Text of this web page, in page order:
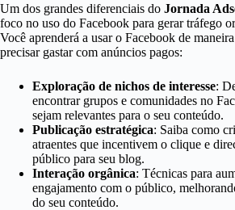
Um dos grandes diferenciais do Jornada
foco no uso do Facebook para gerar tráfego
Você aprenderá a usar o Facebook de
precisar gastar com anúncios pagos:
Exploração de nichos de interesse:
encontrar grupos e comunidades no
sejam relevantes para o seu conteúdo.
Publicação estratégica: Saiba como
atraentes que incentivem o clique e
público para seu blog.
Interação orgânica: Técnicas para
engajamento com o público,
do seu conteúdo.